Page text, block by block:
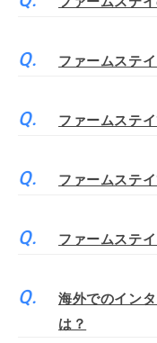
ファームステ
ファームステ
ファームステ
ファームステ
海外でのイン
は？